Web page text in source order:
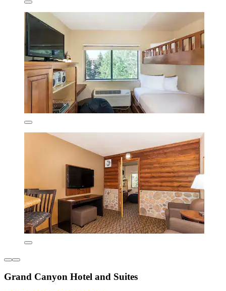
Grand Canyon Hotel and Suites